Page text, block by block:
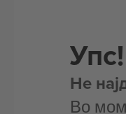
Упс!
Не
Во